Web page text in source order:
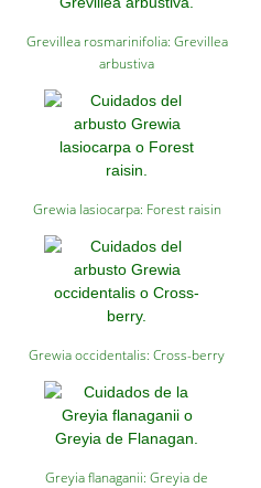
Grevillea rosmarinifolia: Grevillea
arbustiva
Grewia lasiocarpa: Forest raisin
Grewia occidentalis: Cross-berry
Greyia flanaganii: Greyia de